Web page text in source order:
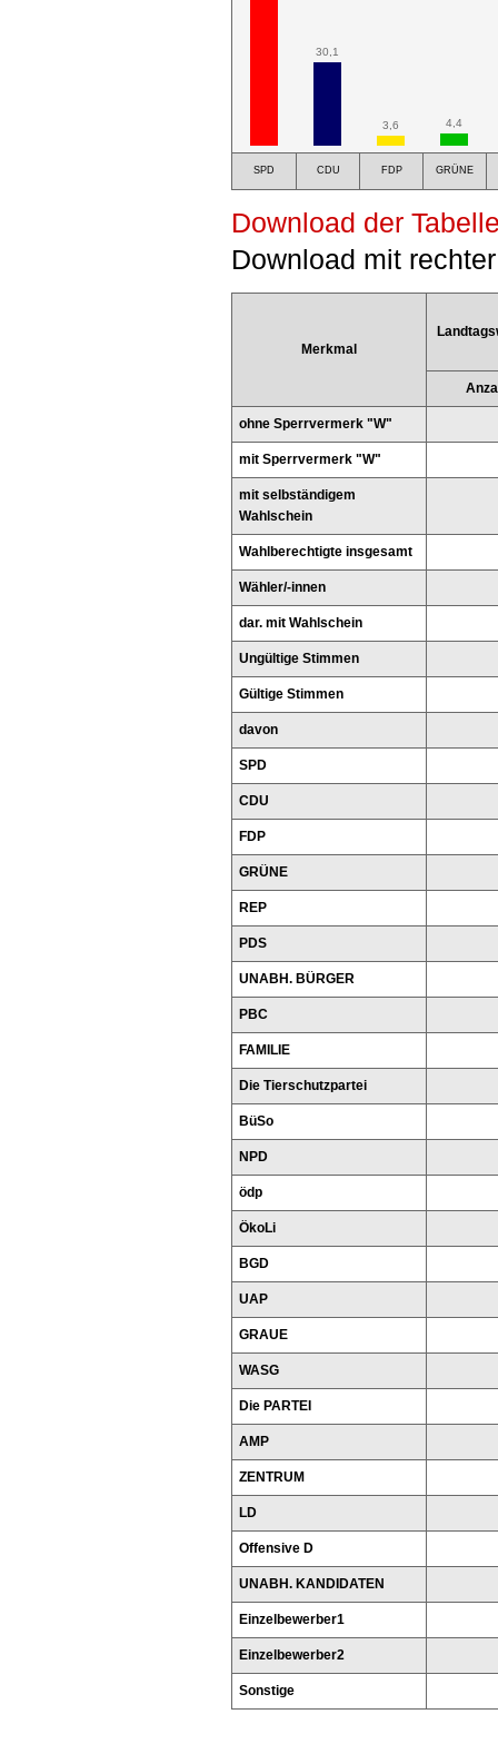
30,1
3,6 4,4
SPD CDU FDP GRÜNE
Download der
Download mit
Merkmal
ohne Sperrvermerk "W"
mit Sperrvermerk "W"
mit selbständigem
Wahlschein
Wahlberechtigte insgesamt
Wähler/-innen
dar. mit Wahlschein
Ungültige Stimmen
Gültige Stimmen
davon
SPD
CDU
FDP
GRÜNE
REP
PDS
UNABH. BÜRGER
PBC
FAMILIE
Die Tierschutzpartei
BüSo
NPD
ödp
ÖkoLi
BGD
UAP
GRAUE
WASG
Die PARTEI
AMP
ZENTRUM
LD
Offensive D
UNABH. KANDIDATEN
Einzelbewerber1
Einzelbewerber2
Sonstige